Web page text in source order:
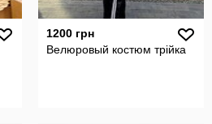
1200 грн
Велюровый костюм трійка